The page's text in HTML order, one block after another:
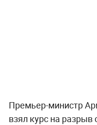
Премьер-министр
взял курс на разрыв